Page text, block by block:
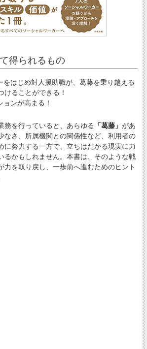
得られるもの
をはじめ対人援助職が、葛藤を乗り越える
けることができる！
ンが高まる！
を行っていると、あらゆる 「葛藤」 があ
なさ、所属機関との関係性など、利用者の
に努力する一方で、立ちはだかる現実に力
るかもしれません。本書は、そのような戦
力を取り戻し、一歩前へ進むためのヒント